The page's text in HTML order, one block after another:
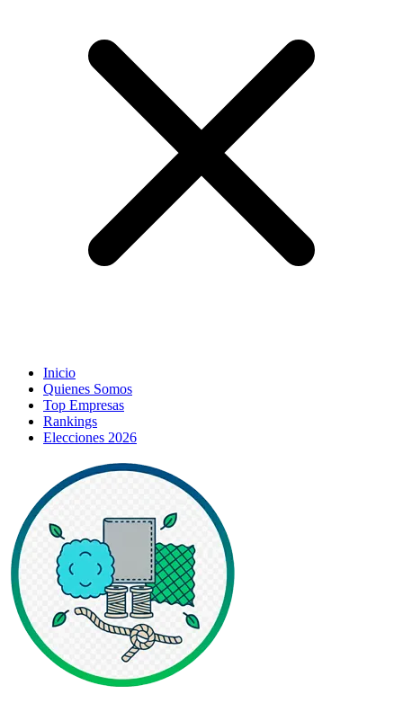
Inicio
Quienes Somos
Top Empresas
Rankings
Elecciones 2026